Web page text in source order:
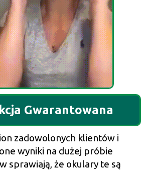
Gwarantowana
zadowolonych klientów i
wyniki na dużej próbie
sprawiają, że okulary te są